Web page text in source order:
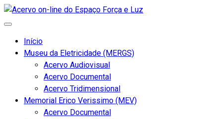
Início
Museu da Eletricidade (MERGS)
Acervo Audiovisual
Acervo Documental
Acervo Tridimensional
Memorial Erico Verissimo (MEV)
Acervo Documental